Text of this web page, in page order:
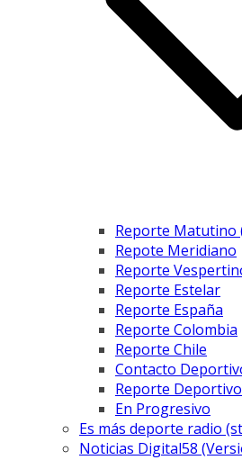
Reporte Matutino
Repote Meridiano
Reporte
Reporte Estelar
Reporte España
Reporte Colombia
Reporte Chile
Contacto
Reporte Deportivo
En Progresivo
Es más deporte radio
Noticias Digital58